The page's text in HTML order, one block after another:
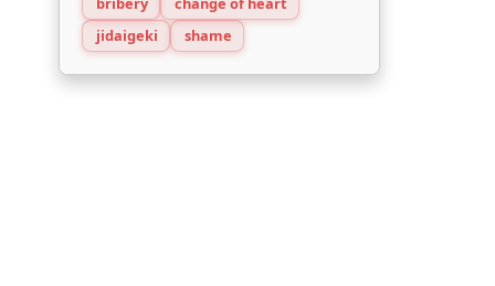
jidaigeki
shame